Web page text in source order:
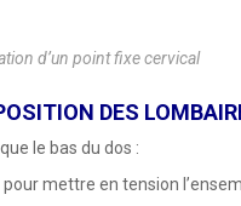
d’un point fixe cervical
DES
le bas du dos :
mettre en tension